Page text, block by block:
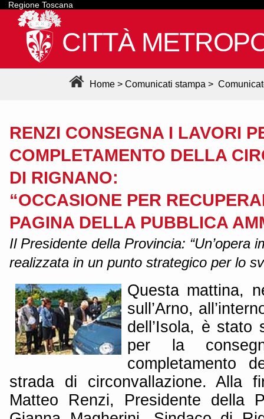
Regione Toscana
CITTÀ
Home > Comunicati stampa >
RENZI CONSEGNA I LAVORI
COMPLETAMENTO DELLA
DI RIGNANO:
“OCCASIONE PER
PAGINA DELLA PUBBLICA
Il Presidente della Provincia: “Un’opera
realizzata in un punto strategico per lo
Questa mattina,
sull’Arno,
dell’Isola, è stato
per la
completamento
strada di circonvallazione. Alla
Matteo Renzi, Presidente della